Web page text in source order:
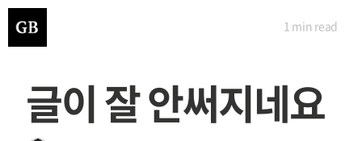
글이 잘 안써지네요
1 min read